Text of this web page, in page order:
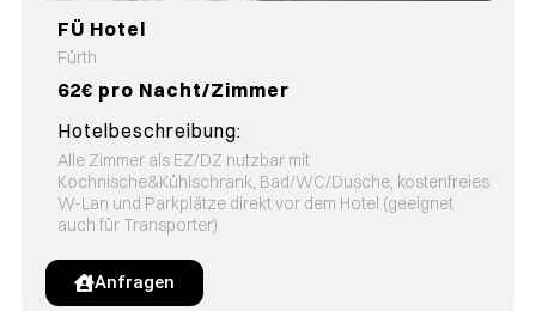
FÜ Hotel
Fürth
62€ pro Nacht/Zimmer
Hotelbeschreibung:
Alle Zimmer als EZ/DZ nutzbar mit
Kochnische&Kühlschrank, Bad/WC/Dusche, kostenfreies
W-Lan und Parkplätze direkt vor dem Hotel (geeignet
auch für Transporter)
Anfragen